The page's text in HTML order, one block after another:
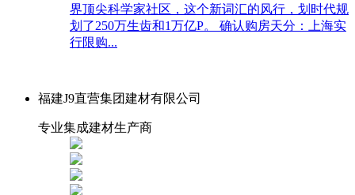
界顶尖科学家社区，这个新词汇的风行，划时代规
划了250万生齿和1万亿P。 确认购房天分：上海实
行限购...
福建J9直营集团建材有限公司
专业集成建材生产商